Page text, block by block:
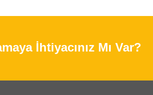
İhtiyacınız Mı Var?